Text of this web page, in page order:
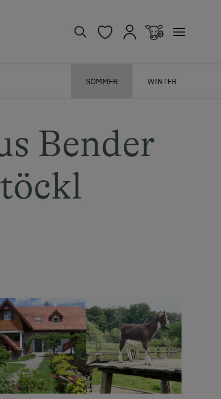
SOMMER WINTER
Bender